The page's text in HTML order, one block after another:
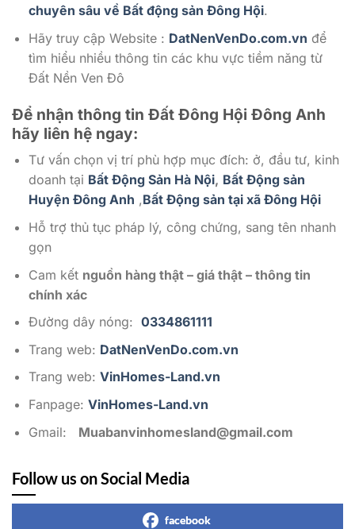
chuyên sâu về Bất động sản Đông Hội.
Hãy truy cập Website : DatNenVenDo.com.vn để
tìm hiểu nhiều thông tin các khu vực tiềm năng từ
Đất Nền Ven Đô
Để nhận thông tin Đất Đông Hội Đông Anh
hãy liên hệ ngay:
Tư vấn chọn vị trí phù hợp mục đích: ở, đầu tư, kinh
doanh tại Bất Động Sản Hà Nội, Bất Động sản
Huyện Đông Anh ,Bất Động sản tại xã Đông Hội
Hỗ trợ thủ tục pháp lý, công chứng, sang tên nhanh
gọn
Cam kết nguồn hàng thật – giá thật – thông tin
chính xác
Đường dây nóng: 0334861111
Trang web: DatNenVenDo.com.vn
Trang web: VinHomes-Land.vn
Fanpage: VinHomes-Land.vn
Gmail: Muabanvinhomesland@gmail.com
Follow us on Social Media
facebook